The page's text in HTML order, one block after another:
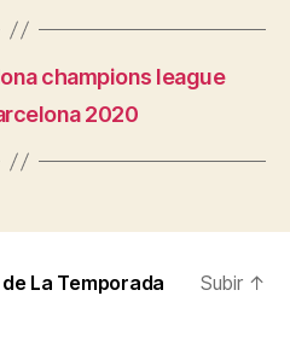
champions league
2020
La Temporada
Subir ↑